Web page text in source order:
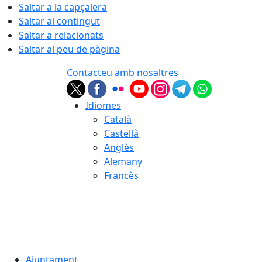
Saltar a la capçalera
Saltar al contingut
Saltar a relacionats
Saltar al peu de pàgina
Contacteu amb nosaltres
Idiomes
Català
Castellà
Anglès
Alemany
Francès